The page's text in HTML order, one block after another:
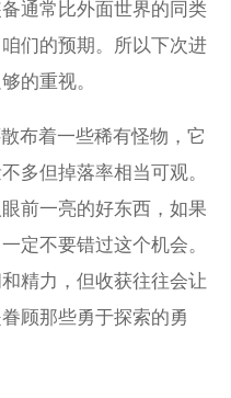
通常比外面世界的同类
们的预期。所以下次进
的重视。
布着一些稀有怪物，它
多但掉落率相当可观。
前一亮的好东西，如果
定不要错过这个机会。
精力，但收获往往会让
顾那些勇于探索的勇